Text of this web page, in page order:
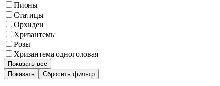
Пионы
Статицы
Орхидеи
Хризантемы
Розы
Хризантема одноголовая
Показать все
Сбросить фильтр